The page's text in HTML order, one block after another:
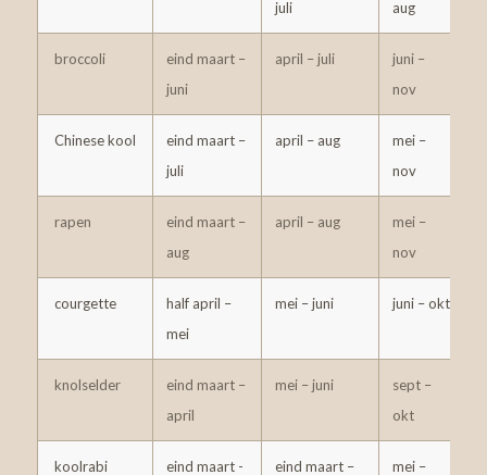
juli
aug
broccoli
eind maart –
juni
april – juli
juni –
nov
Chinese kool
eind maart –
juli
april – aug
mei –
nov
rapen
eind maart –
aug
april – aug
mei –
nov
courgette
half april –
mei
mei – juni juni – okt
knolselder
eind maart –
april
mei – juni
sept –
okt
koolrabi eind maart - eind maart – mei –